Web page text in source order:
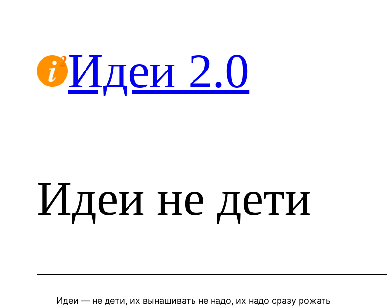
Идеи 2.0
Идеи не дети
Идеи — не дети, их вынашивать не надо, их надо сразу рожать